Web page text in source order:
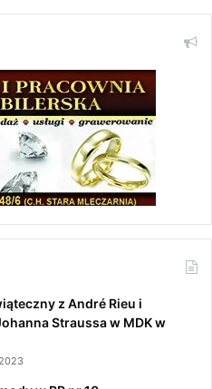
z André Rieu i
Straussa w MDK w